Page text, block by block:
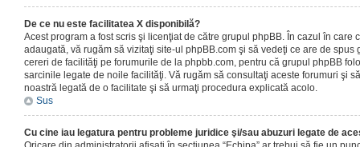
De ce nu este facilitatea X disponibilă?
Acest program a fost scris şi licenţiat de către grupul phpBB. În cazul în care
adaugată, vă rugăm să vizitaţi site-ul phpBB.com şi să vedeţi ce are de
cereri de facilităţi pe forumurile de la phpbb.com, pentru că grupul phpBB
sarcinile legate de noile facilităţi. Vă rugăm să consultaţi aceste forumuri şi
noastră legată de o facilitate şi să urmaţi procedura explicată acolo.
Sus
Cu cine iau legatura pentru probleme juridice şi/sau abuzuri legate de